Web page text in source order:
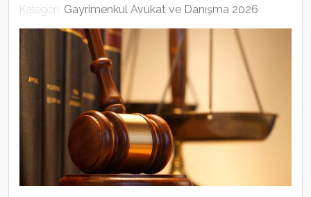
Kategori: Gayrimenkul Avukat ve Danışma 2026